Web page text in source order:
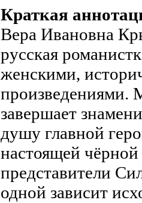
Краткая
Вера Ивановна
русская
женскими,
произведениями.
завершает
душу главной
настоящей
представители
одной зависит